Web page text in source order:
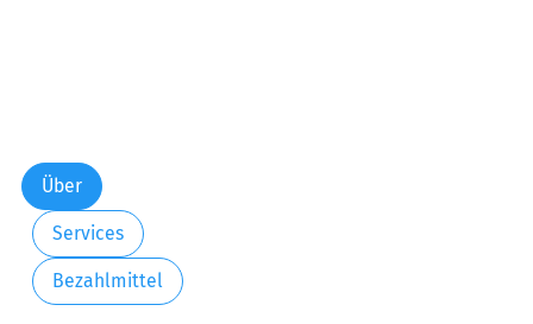
Über
Services
Bezahlmittel